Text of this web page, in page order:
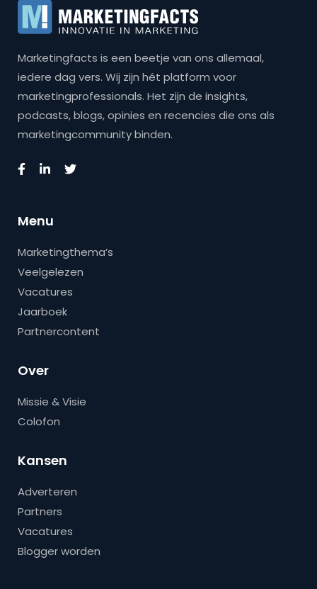
Marketingfacts is een beetje van ons allemaal,
iedere dag vers. Wij zijn hét platform voor
marketingprofessionals. Het zijn de insights,
podcasts, blogs, opinies en recencies die ons als
marketingcommunity binden.
Menu
Marketingthema’s
Veelgelezen
Vacatures
Jaarboek
Partnercontent
Over
Missie & Visie
Colofon
Kansen
Adverteren
Partners
Vacatures
Blogger worden